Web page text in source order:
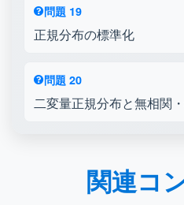
問題 19
正規分布の標準化
問題 20
二変量正規分布と無相関
関連コ